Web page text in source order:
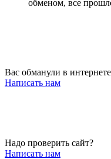
обменом, все
Вас обманули в
Написать нам
Надо проверить сайт?
Написать нам